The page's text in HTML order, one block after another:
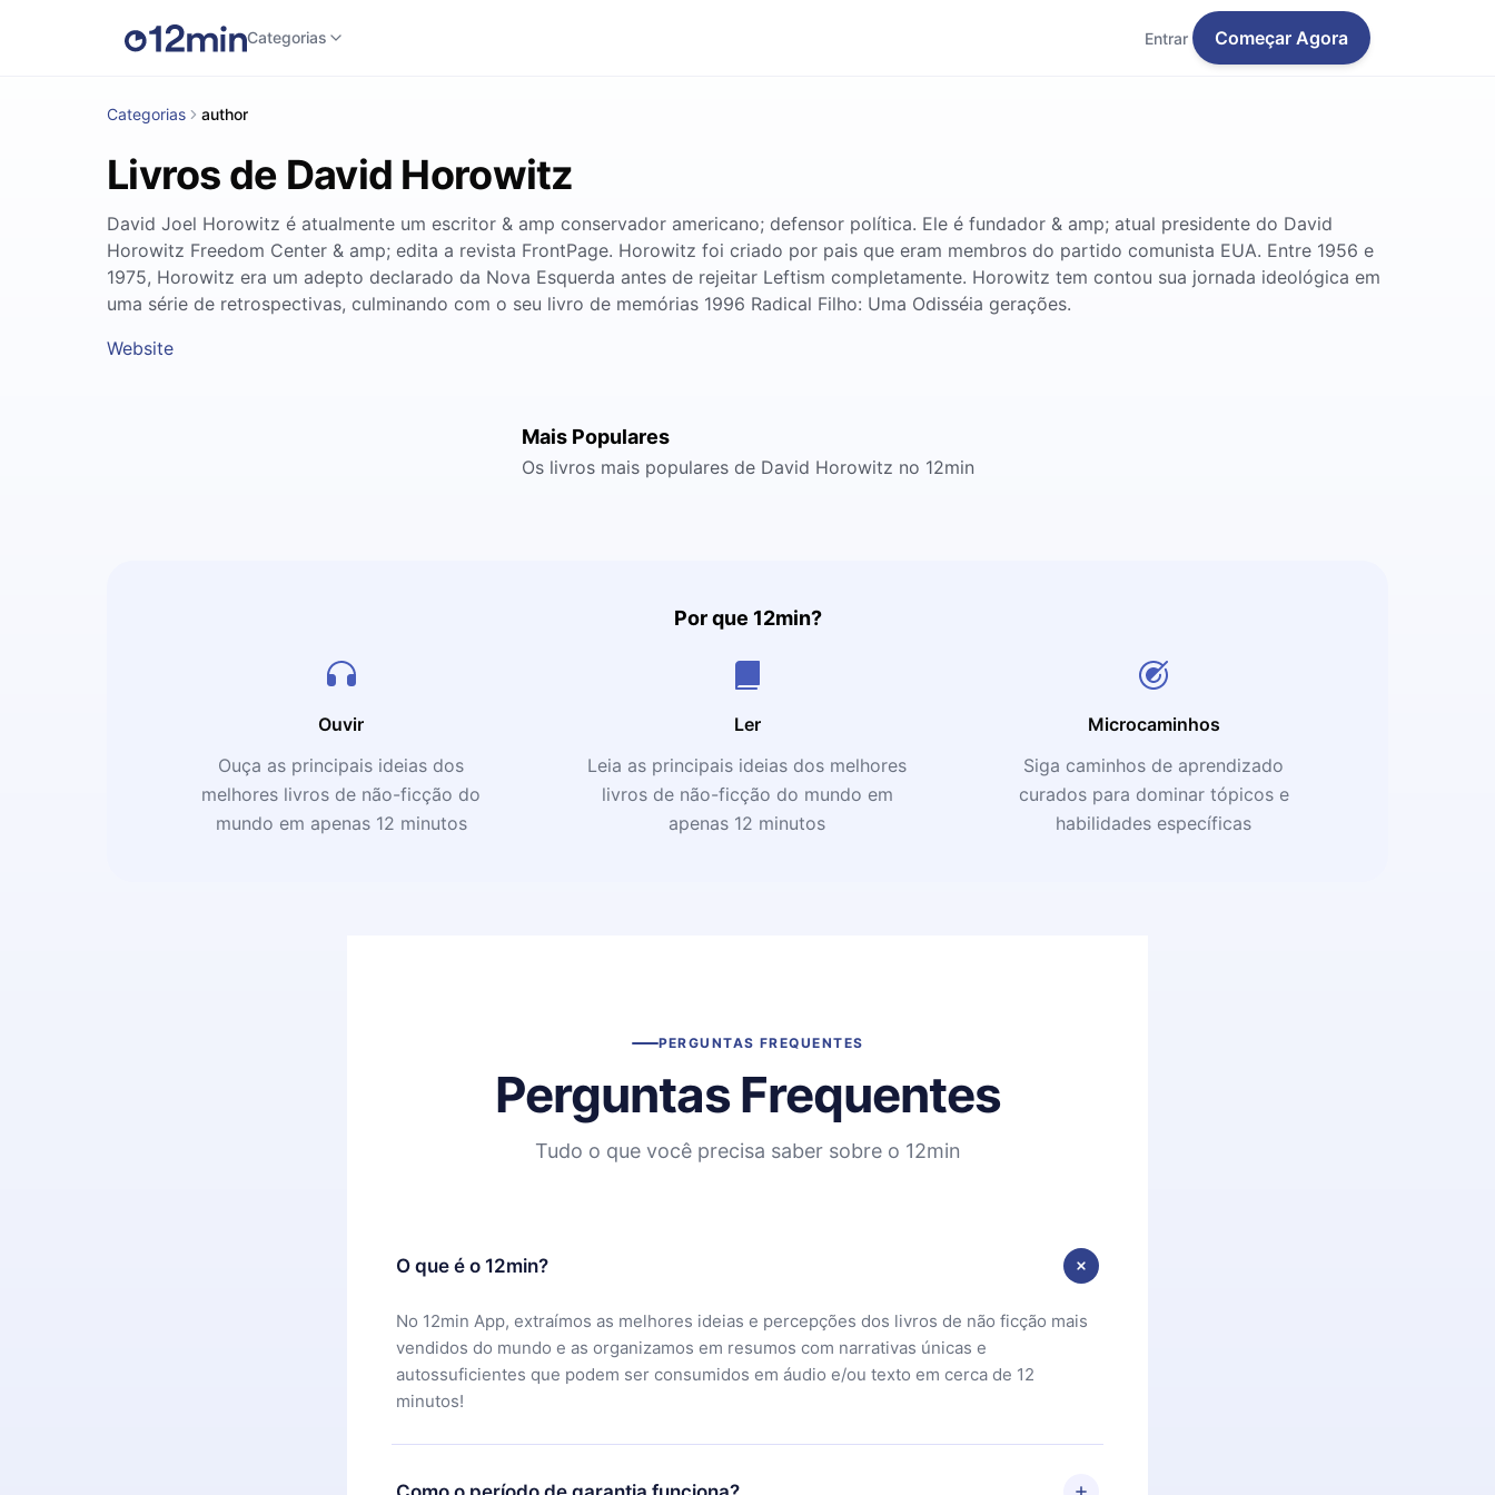
Categorias Entrar Começar Agora
Categorias author
Livros de David Horowitz
David Joel Horowitz é atualmente um escritor & amp conservador americano; defensor política. Ele é fundador & amp; atual presidente do David
Horowitz Freedom Center & amp; edita a revista FrontPage. Horowitz foi criado por pais que eram membros do partido comunista EUA. Entre 1956 e
1975, Horowitz era um adepto declarado da Nova Esquerda antes de rejeitar Leftism completamente. Horowitz tem contou sua jornada ideológica em
uma série de retrospectivas, culminando com o seu livro de memórias 1996 Radical Filho: Uma Odisséia gerações.
Website
Mais Populares
Os livros mais populares de David Horowitz no 12min
Por que 12min?
Ouvir
Ouça as principais ideias dos
melhores livros de não-ficção do
mundo em apenas 12 minutos
Ler
Leia as principais ideias dos melhores
livros de não-ficção do mundo em
apenas 12 minutos
Microcaminhos
Siga caminhos de aprendizado
curados para dominar tópicos e
habilidades específicas
PERGUNTAS FREQUENTES
Perguntas Frequentes
Tudo o que você precisa saber sobre o 12min
O que é o 12min?
No 12min App, extraímos as melhores ideias e percepções dos livros de não ficção mais
vendidos do mundo e as organizamos em resumos com narrativas únicas e
autossuficientes que podem ser consumidos em áudio e/ou texto em cerca de 12
minutos!